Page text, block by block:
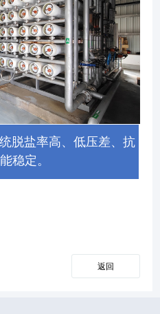
脱盐率高、低压差、抗
稳定。
返回